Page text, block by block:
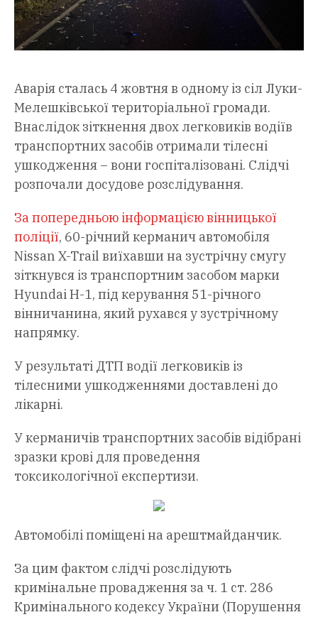
Аварія сталась 4 жовтня в одному із сіл Луки-
Мелешківської територіальної громади.
Внаслідок зіткнення двох легковиків водіїв
транспортних засобів отримали тілесні
ушкодження – вони госпіталізовані. Слідчі
розпочали досудове розслідування.
За попередньою інформацією вінницької
поліції, 60-річний керманич автомобіля
Nissan X-Trail виїхавши на зустрічну смугу
зіткнувся із транспортним засобом марки
Hyundai H-1, під керування 51-річного
вінничанина, який рухався у зустрічному
напрямку.
У результаті ДТП водії легковиків із
тілесними ушкодженнями доставлені до
лікарні.
У керманичів транспортних засобів відібрані
зразки крові для проведення
токсикологічної експертизи.
Автомобілі поміщені на арештмайданчик.
За цим фактом слідчі розслідують
кримінальне провадження за ч. 1 ст. 286
Кримінального кодексу України (Порушення